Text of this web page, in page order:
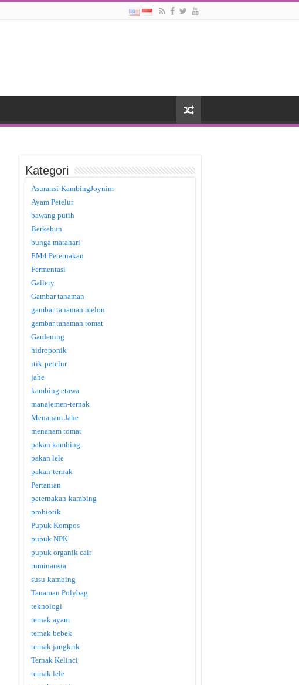
Kategori
Asuransi-KambingJoynim
Ayam Petelur
bawang putih
Berkebun
bunga matahari
EM4 Peternakan
Fermentasi
Gallery
Gambar tanaman
gambar tanaman melon
gambar tanaman tomat
Gardening
hidroponik
itik-petelur
jahe
kambing etawa
manajemen-ternak
Menanam Jahe
menanam tomat
pakan kambing
pakan lele
pakan-ternak
Pertanian
peternakan-kambing
probiotik
Pupuk Kompos
pupuk NPK
pupuk organik cair
ruminansia
susu-kambing
Tanaman Polybag
teknologi
ternak ayam
ternak bebek
ternak jangkrik
Ternak Kelinci
ternak lele